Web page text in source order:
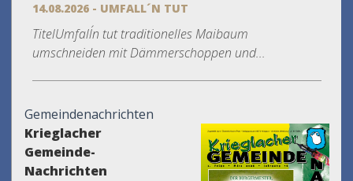
14.08.2026 - UMFALL´N TUT
TitelUmfall´n tut traditionelles Maibaum
umschneiden mit Dämmerschoppen und...
Gemeindenachrichten
Krieglacher
Gemeinde-
Nachrichten